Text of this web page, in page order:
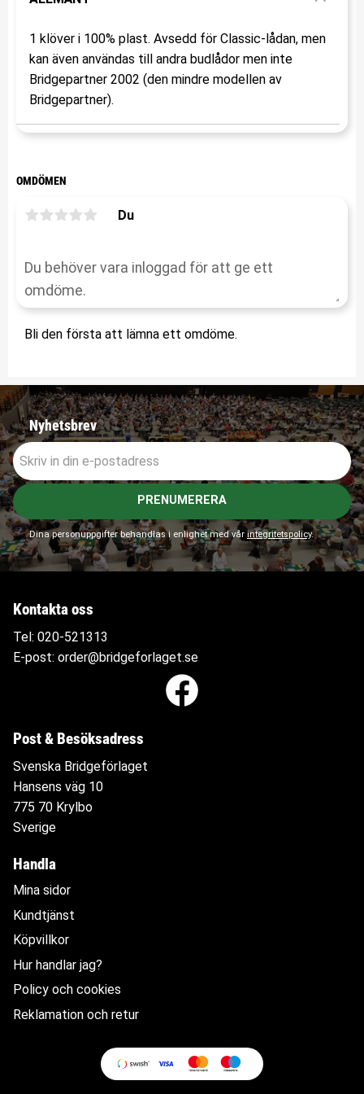
1 klöver i 100% plast. Avsedd för Classic-lådan, men
kan även användas till andra budlådor men inte
Bridgepartner 2002 (den mindre modellen av
Bridgepartner).
OMDÖMEN
Du
Bli den första att lämna ett omdöme.
Nyhetsbrev
PRENUMERERA
Dina personuppgifter behandlas i enlighet med vår integritetspolicy.
Kontakta oss
Tel: 020-521313
E-post: order@bridgeforlaget.se
Post & Besöksadress
Svenska Bridgeförlaget
Hansens väg 10
775 70 Krylbo
Sverige
Handla
Mina sidor
Kundtjänst
Köpvillkor
Hur handlar jag?
Policy och cookies
Reklamation och retur